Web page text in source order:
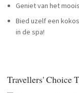
Geniet van het
Bied uzelf een
in de spa!
Travellers' Choice